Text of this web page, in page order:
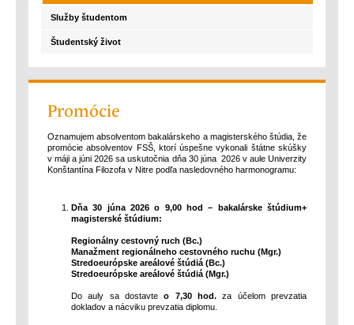
Služby študentom
Študentský život
Promócie
Oznamujem absolventom bakalárskeho a magisterského štúdia, že
promócie absolventov FSŠ, ktorí úspešne vykonali štátne skúšky
v máji a júni 2026 sa uskutočnia dňa 30 júna 2026 v aule Univerzity
Konštantína Filozofa v Nitre podľa nasledovného harmonogramu:
Dňa 30 júna 2026 o 9,00 hod – bakalárske štúdium+
magisterské štúdium:
Regionálny cestovný ruch (Bc.)
Manažment regionálneho cestovného ruchu (Mgr.)
Stredoeurópske areálové štúdiá (Bc.)
Stredoeurópske areálové štúdiá (Mgr.)
Do auly sa dostavteo 7,30 hod. za účelom prevzatia
dokladov a nácviku prevzatia diplomu.